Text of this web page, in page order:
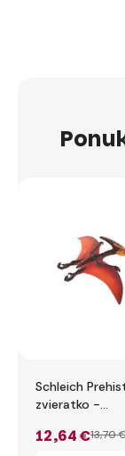
Schleich
zvieratko -
12,64 €13,70